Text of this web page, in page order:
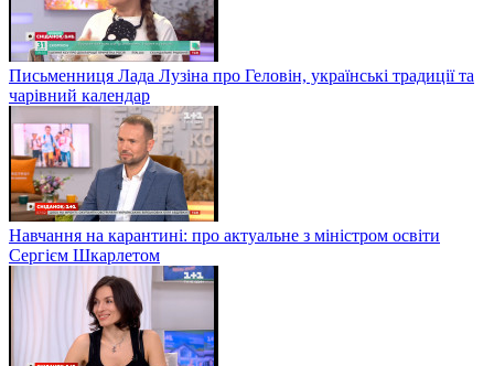
Письменниця Лада Лузіна про Геловін, українські традиції та
чарівний календар
Навчання на карантині: про актуальне з міністром освіти
Сергієм Шкарлетом